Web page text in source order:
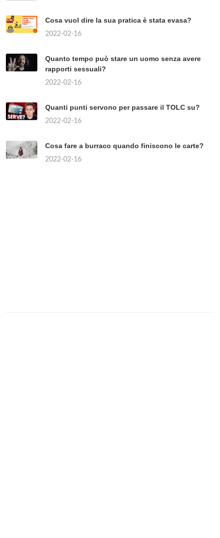
Cosa vuol dire la sua pratica è stata evasa?
2022-02-16
Quanto tempo può stare un uomo senza avere
rapporti sessuali?
2022-02-16
Quanti punti servono per passare il TOLC su?
2022-02-16
Cosa fare a burraco quando finiscono le carte?
2022-02-16